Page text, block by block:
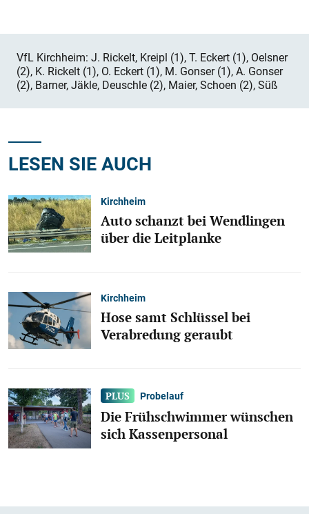
VfL Kirchheim: J. Rickelt, Kreipl (1), T. Eckert (1), Oelsner
(2), K. Rickelt (1), O. Eckert (1), M. Gonser (1), A. Gonser
(2), Barner, Jäkle, ­Deuschle (2), Maier, Schoen (2), Süß
LESEN SIE AUCH
Kirchheim
Auto schanzt bei Wendlingen
über die Leitplanke
Kirchheim
Hose samt Schlüssel bei
Verabredung geraubt
Probelauf
Die Frühschwimmer wünschen
sich Kassenpersonal